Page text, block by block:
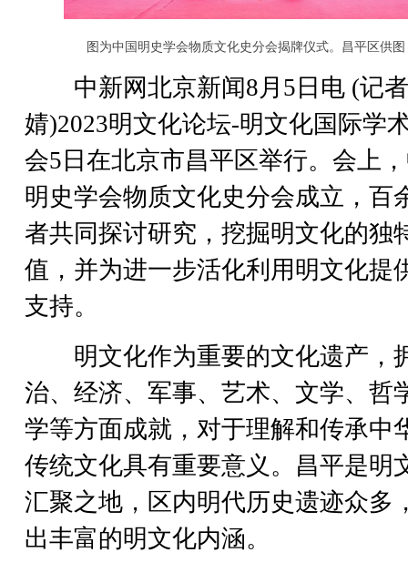
图为中国明史学会物质文化史分会揭牌仪式。昌平区供图
中新网北京新闻8月5日电 (记
婧)2023明文化论坛-明文化国际学
会5日在北京市昌平区举行。会上
明史学会物质文化史分会成立，百
者共同探讨研究，挖掘明文化的独
值，并为进一步活化利用明文化提
支持。
明文化作为重要的文化遗产，
治、经济、军事、艺术、文学、哲
学等方面成就，对于理解和传承中
传统文化具有重要意义。昌平是明
汇聚之地，区内明代历史遗迹众多
出丰富的明文化内涵。